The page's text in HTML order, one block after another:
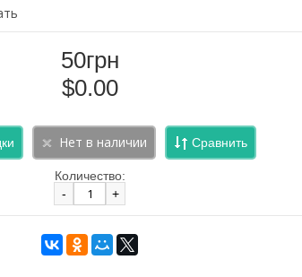
50грн
$0.00
Сравнить
Количество:
-
+